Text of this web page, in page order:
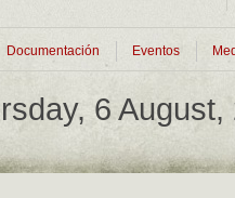
Documentación Eventos
6